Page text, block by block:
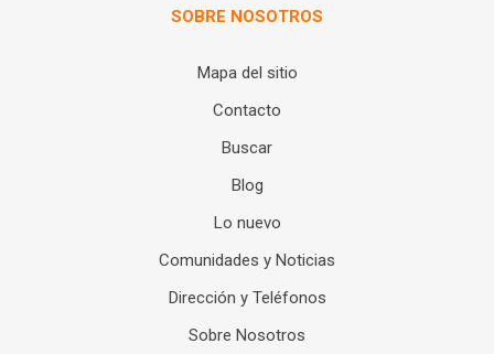
SOBRE NOSOTROS
Mapa del sitio
Contacto
Buscar
Blog
Lo nuevo
Comunidades y Noticias
Dirección y Teléfonos
Sobre Nosotros